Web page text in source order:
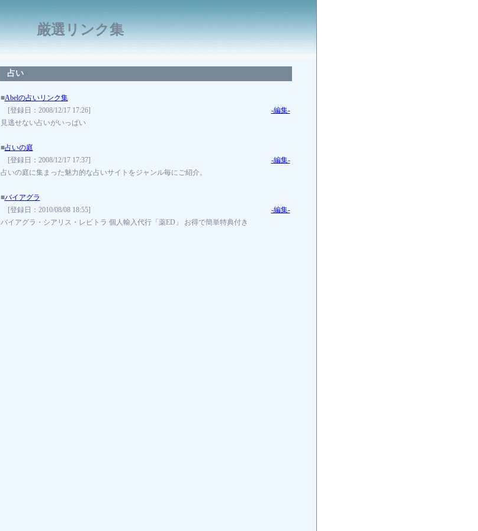
厳選リンク集
占い
■Abelの占いリンク集
[登録日：2008/12/17 17:26]
-編集-
見逃せない占いがいっぱい
■占いの庭
[登録日：2008/12/17 17:37]
-編集-
占いの庭に集まった魅力的な占いサイトをジャンル毎にご紹介。
■バイアグラ
[登録日：2010/08/08 18:55]
-編集-
バイアグラ・シアリス・レビトラ 個人輸入代行「薬ED」 お得で簡単特典付き